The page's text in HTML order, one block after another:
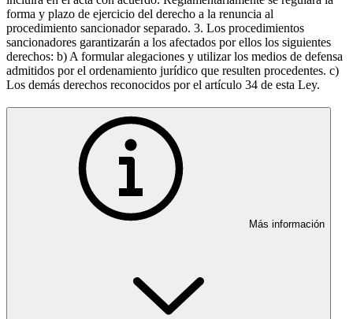
forma y plazo de ejercicio del derecho a la renuncia al
procedimiento sancionador separado. 3. Los procedimientos
sancionadores garantizarán a los afectados por ellos los siguientes
derechos: b) A formular alegaciones y utilizar los medios de defensa
admitidos por el ordenamiento jurídico que resulten procedentes. c)
Los demás derechos reconocidos por el artículo 34 de esta Ley.
Más información